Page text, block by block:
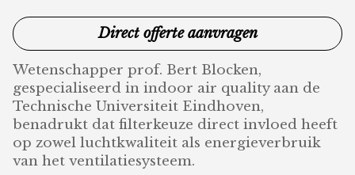
Direct offerte aanvragen
Wetenschapper prof. Bert Blocken,
gespecialiseerd in indoor air quality aan de
Technische Universiteit Eindhoven,
benadrukt dat filterkeuze direct invloed heeft
op zowel luchtkwaliteit als energieverbruik
van het ventilatiesysteem.